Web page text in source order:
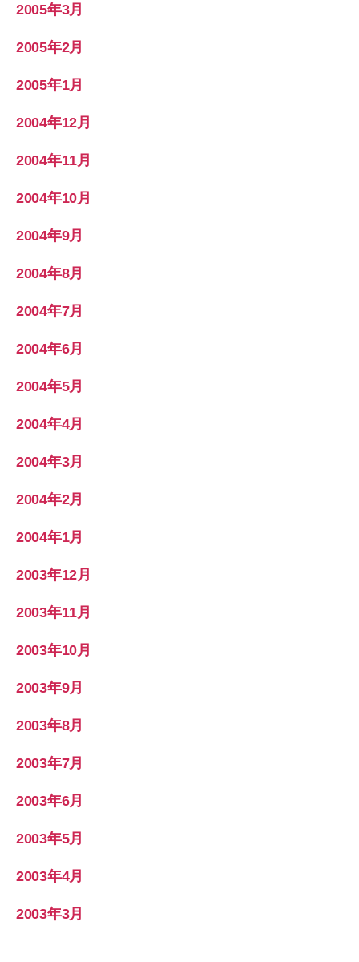
2005年3月
2005年2月
2005年1月
2004年12月
2004年11月
2004年10月
2004年9月
2004年8月
2004年7月
2004年6月
2004年5月
2004年4月
2004年3月
2004年2月
2004年1月
2003年12月
2003年11月
2003年10月
2003年9月
2003年8月
2003年7月
2003年6月
2003年5月
2003年4月
2003年3月